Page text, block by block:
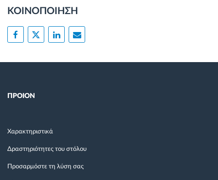
ΚΟΙΝΟΠΟΙΗΣΗ
ΠΡΟΙΟΝ
Χαρακτηριστικά
Δραστηριότητες του στόλου
Προσαρμόστε τη λύση σας